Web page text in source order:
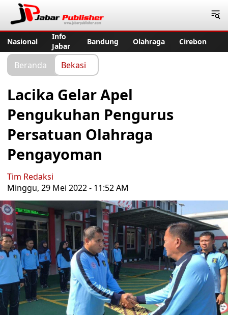
Nasional
Info
Jabar
Bandung Olahraga Cirebon
Beranda Bekasi
Lacika Gelar Apel
Pengukuhan Pengurus
Persatuan Olahraga
Pengayoman
Tim Redaksi
Minggu, 29 Mei 2022 - 11:52 AM